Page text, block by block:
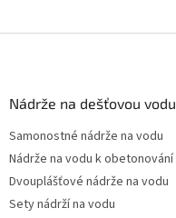
Nádrže na dešťovou vodu
Samonostné nádrže na vodu
Nádrže na vodu k obetonování
Dvouplášťové nádrže na vodu
Sety nádrží na vodu